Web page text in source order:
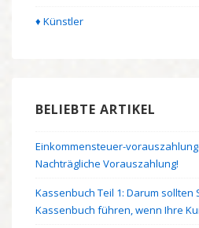
♦ Künstler
BELIEBTE ARTIKEL
Einkommensteuer-
Nachträgliche Vorauszahlung!
Kassenbuch Teil 1: Darum sollten
Kassenbuch führen, wenn Ihre